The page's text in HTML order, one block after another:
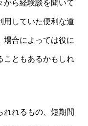
から経験談を聞いて
用していた便利な道
場合によっては役に
こともあるかもしれ
れれるもの、短期間